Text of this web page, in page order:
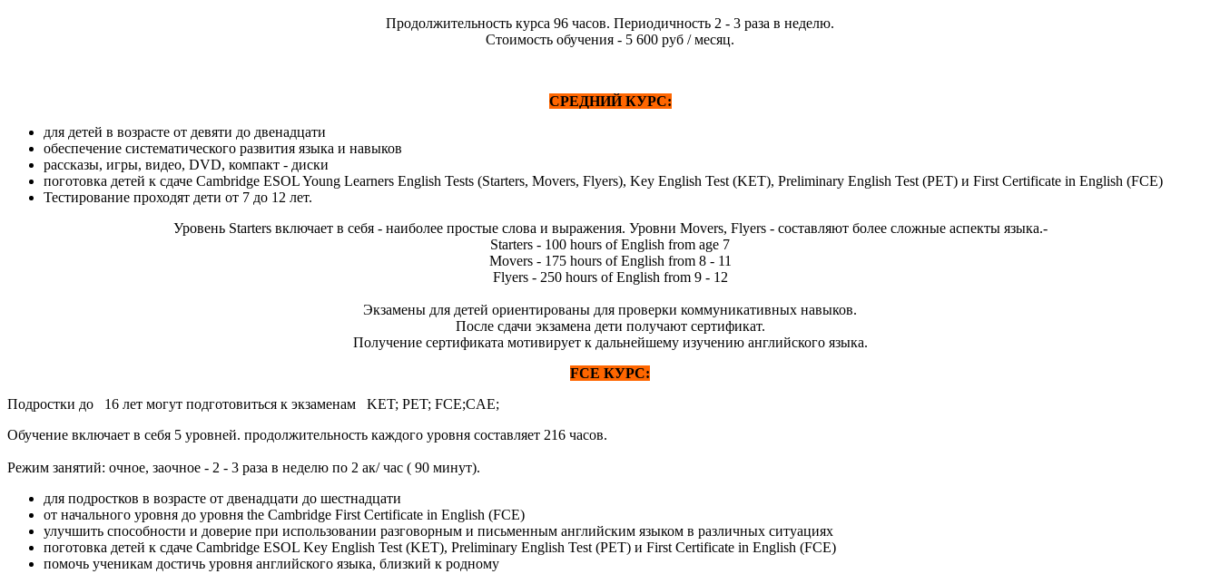
Продолжительность курса 96 часов. Периодичность 2 - 3 раза в неделю.
Стоимость обучения - 5 600 руб / месяц.
СРЕДНИЙ КУРС:
для детей в возрасте от девяти до двенадцати
обеспечение систематического развития языка и навыков
рассказы, игры, видео, DVD, компакт - диски
поготовка детей к сдаче Cambridge ESOL Young Learners English Tests (Starters, Movers, Flyers), Key English Test (KET), Preliminary English Test (PET) и First Certificate in English (FCE)
Тестирование проходят дети от 7 до 12 лет.
Уровень Starters включает в себя - наиболее простые слова и выражения. Уровни Movers, Flyers - составляют более сложные аспекты языка.-
Starters - 100 hours of English from age 7
Movers - 175 hours of English from 8 - 11
Flyers - 250 hours of English from 9 - 12
Экзамены для детей ориентированы для проверки коммуникативных навыков.
После сдачи экзамена дети получают сертификат.
Получение сертификата мотивирует к дальнейшему изучению английского языка.
FCE КУРС:
Подростки до 16 лет могут подготовиться к экзаменам KET; PET; FCE;CAE;
Обучение включает в себя 5 уровней. продолжительность каждого уровня составляет 216 часов.
Режим занятий: очное, заочное - 2 - 3 раза в неделю по 2 ак/ час ( 90 минут).
для подростков в возрасте от двенадцати до шестнадцати
от начального уровня до уровня the Cambridge First Certificate in English (FCE)
улучшить способности и доверие при использовании разговорным и письменным английским языком в различных ситуациях
поготовка детей к сдаче Cambridge ESOL Key English Test (KET), Preliminary English Test (PET) и First Certificate in English (FCE)
помочь ученикам достичь уровня английского языка, близкий к родному